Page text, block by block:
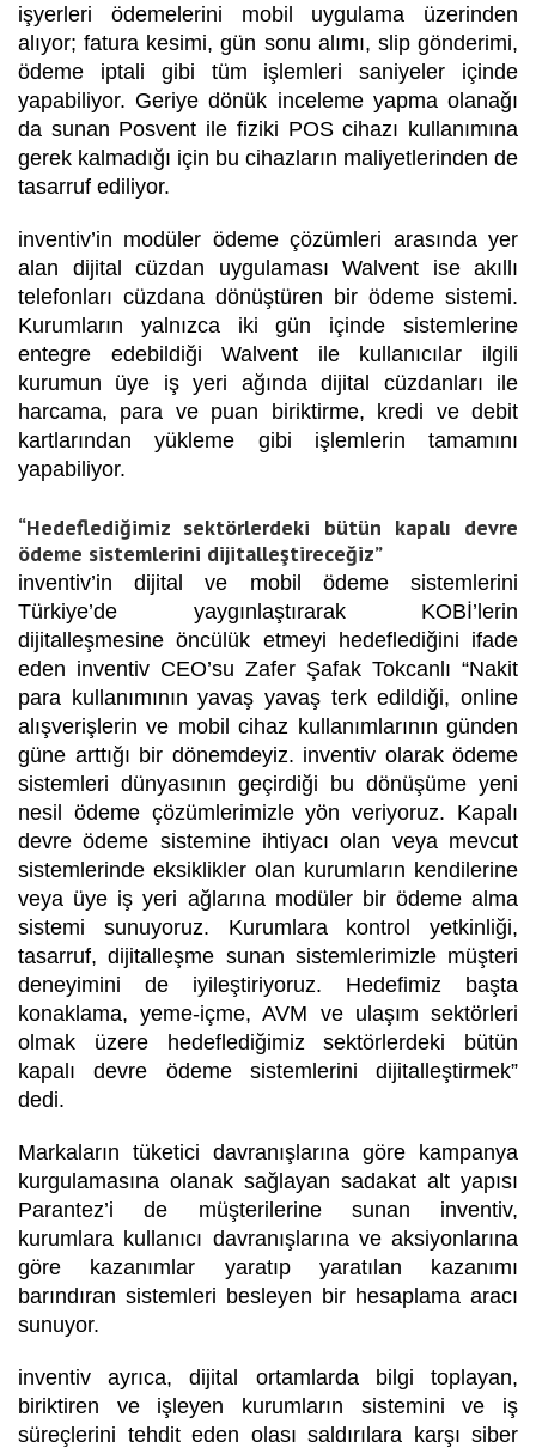
işyerleri ödemelerini mobil uygulama üzerinden
alıyor; fatura kesimi, gün sonu alımı, slip gönderimi,
ödeme iptali gibi tüm işlemleri saniyeler içinde
yapabiliyor. Geriye dönük inceleme yapma olanağı
da sunan Posvent ile fiziki POS cihazı kullanımına
gerek kalmadığı için bu cihazların maliyetlerinden de
tasarruf ediliyor.
inventiv’in modüler ödeme çözümleri arasında yer
alan dijital cüzdan uygulaması Walvent ise akıllı
telefonları cüzdana dönüştüren bir ödeme sistemi.
Kurumların yalnızca iki gün içinde sistemlerine
entegre edebildiği Walvent ile kullanıcılar ilgili
kurumun üye iş yeri ağında dijital cüzdanları ile
harcama, para ve puan biriktirme, kredi ve debit
kartlarından yükleme gibi işlemlerin tamamını
yapabiliyor.
“Hedeflediğimiz sektörlerdeki bütün kapalı devre
ödeme sistemlerini dijitalleştireceğiz”
inventiv’in dijital ve mobil ödeme sistemlerini
Türkiye’de yaygınlaştırarak KOBİ’lerin
dijitalleşmesine öncülük etmeyi hedeflediğini ifade
eden inventiv CEO’su Zafer Şafak Tokcanlı “Nakit
para kullanımının yavaş yavaş terk edildiği, online
alışverişlerin ve mobil cihaz kullanımlarının günden
güne arttığı bir dönemdeyiz. inventiv olarak ödeme
sistemleri dünyasının geçirdiği bu dönüşüme yeni
nesil ödeme çözümlerimizle yön veriyoruz. Kapalı
devre ödeme sistemine ihtiyacı olan veya mevcut
sistemlerinde eksiklikler olan kurumların kendilerine
veya üye iş yeri ağlarına modüler bir ödeme alma
sistemi sunuyoruz. Kurumlara kontrol yetkinliği,
tasarruf, dijitalleşme sunan sistemlerimizle müşteri
deneyimini de iyileştiriyoruz. Hedefimiz başta
konaklama, yeme-içme, AVM ve ulaşım sektörleri
olmak üzere hedeflediğimiz sektörlerdeki bütün
kapalı devre ödeme sistemlerini dijitalleştirmek”
dedi.
Markaların tüketici davranışlarına göre kampanya
kurgulamasına olanak sağlayan sadakat alt yapısı
Parantez’i de müşterilerine sunan inventiv,
kurumlara kullanıcı davranışlarına ve aksiyonlarına
göre kazanımlar yaratıp yaratılan kazanımı
barındıran sistemleri besleyen bir hesaplama aracı
sunuyor.
inventiv ayrıca, dijital ortamlarda bilgi toplayan,
biriktiren ve işleyen kurumların sistemini ve iş
süreçlerini tehdit eden olası saldırılara karşı siber